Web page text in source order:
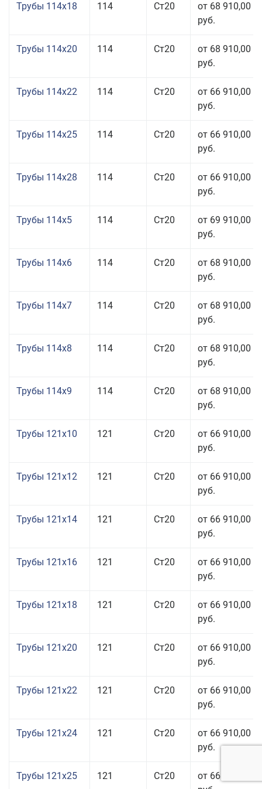
Трубы 114x18 114 Ст20
от 68 910,00
руб.
Трубы 114x20 114 Ст20
от 68 910,00
руб.
Трубы 114x22 114 Ст20
от 66 910,00
руб.
Трубы 114x25 114 Ст20
от 66 910,00
руб.
Трубы 114x28 114 Ст20
от 66 910,00
руб.
Трубы 114x5 114 Ст20
от 69 910,00
руб.
Трубы 114x6 114 Ст20
от 68 910,00
руб.
Трубы 114x7 114 Ст20
от 68 910,00
руб.
Трубы 114x8 114 Ст20
от 68 910,00
руб.
Трубы 114x9 114 Ст20
от 68 910,00
руб.
Трубы 121x10 121 Ст20
от 66 910,00
руб.
Трубы 121x12 121 Ст20
от 66 910,00
руб.
Трубы 121x14 121 Ст20
от 66 910,00
руб.
Трубы 121x16 121 Ст20
от 66 910,00
руб.
Трубы 121x18 121 Ст20
от 66 910,00
руб.
Трубы 121x20 121 Ст20
от 66 910,00
руб.
Трубы 121x22 121 Ст20
от 66 910,00
руб.
Трубы 121x24 121 Ст20
от 66 910,00
руб.
Трубы 121x25 121 Ст20
от 66 910,00